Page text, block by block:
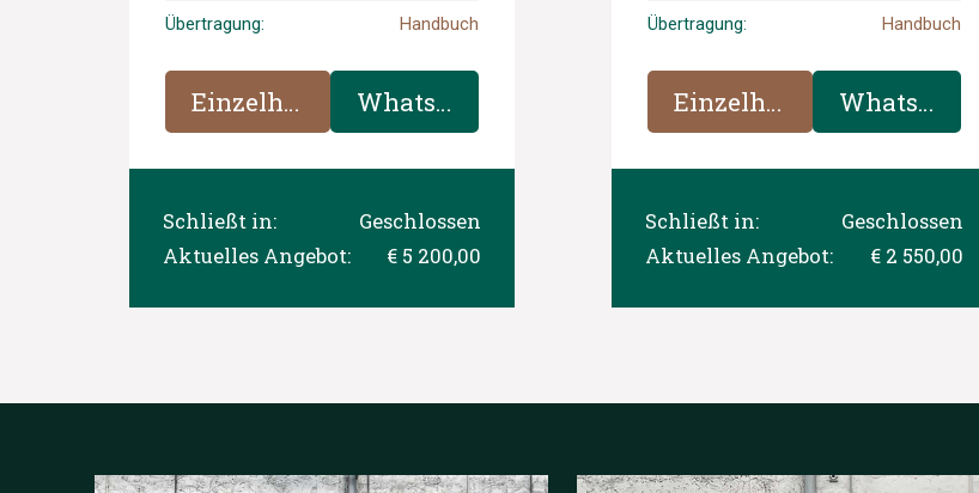
Übertragung: Handbuch
Einzelheiten WhatsApp
Schließt in:
Geschlossen
Aktuelles Angebot:
€ 5 200,00
Übertragung: Handbuch
Einzelheiten WhatsApp
Schließt in:
Geschlossen
Aktuelles Angebot:
€ 2 550,00